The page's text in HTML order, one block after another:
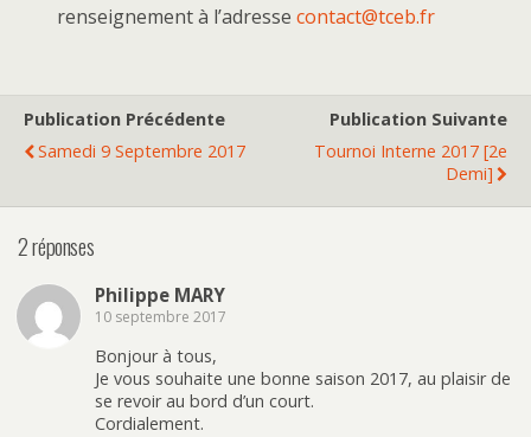
renseignement à l’adressecontact@tceb.fr
Publication Précédente
Samedi 9 Septembre 2017
Publication Suivante
Tournoi Interne 2017 [2e
Demi]
2 réponses
Philippe MARY
10 septembre 2017
Bonjour à tous,
Je vous souhaite une bonne saison 2017, au plaisir de
se revoir au bord d’un court.
Cordialement.